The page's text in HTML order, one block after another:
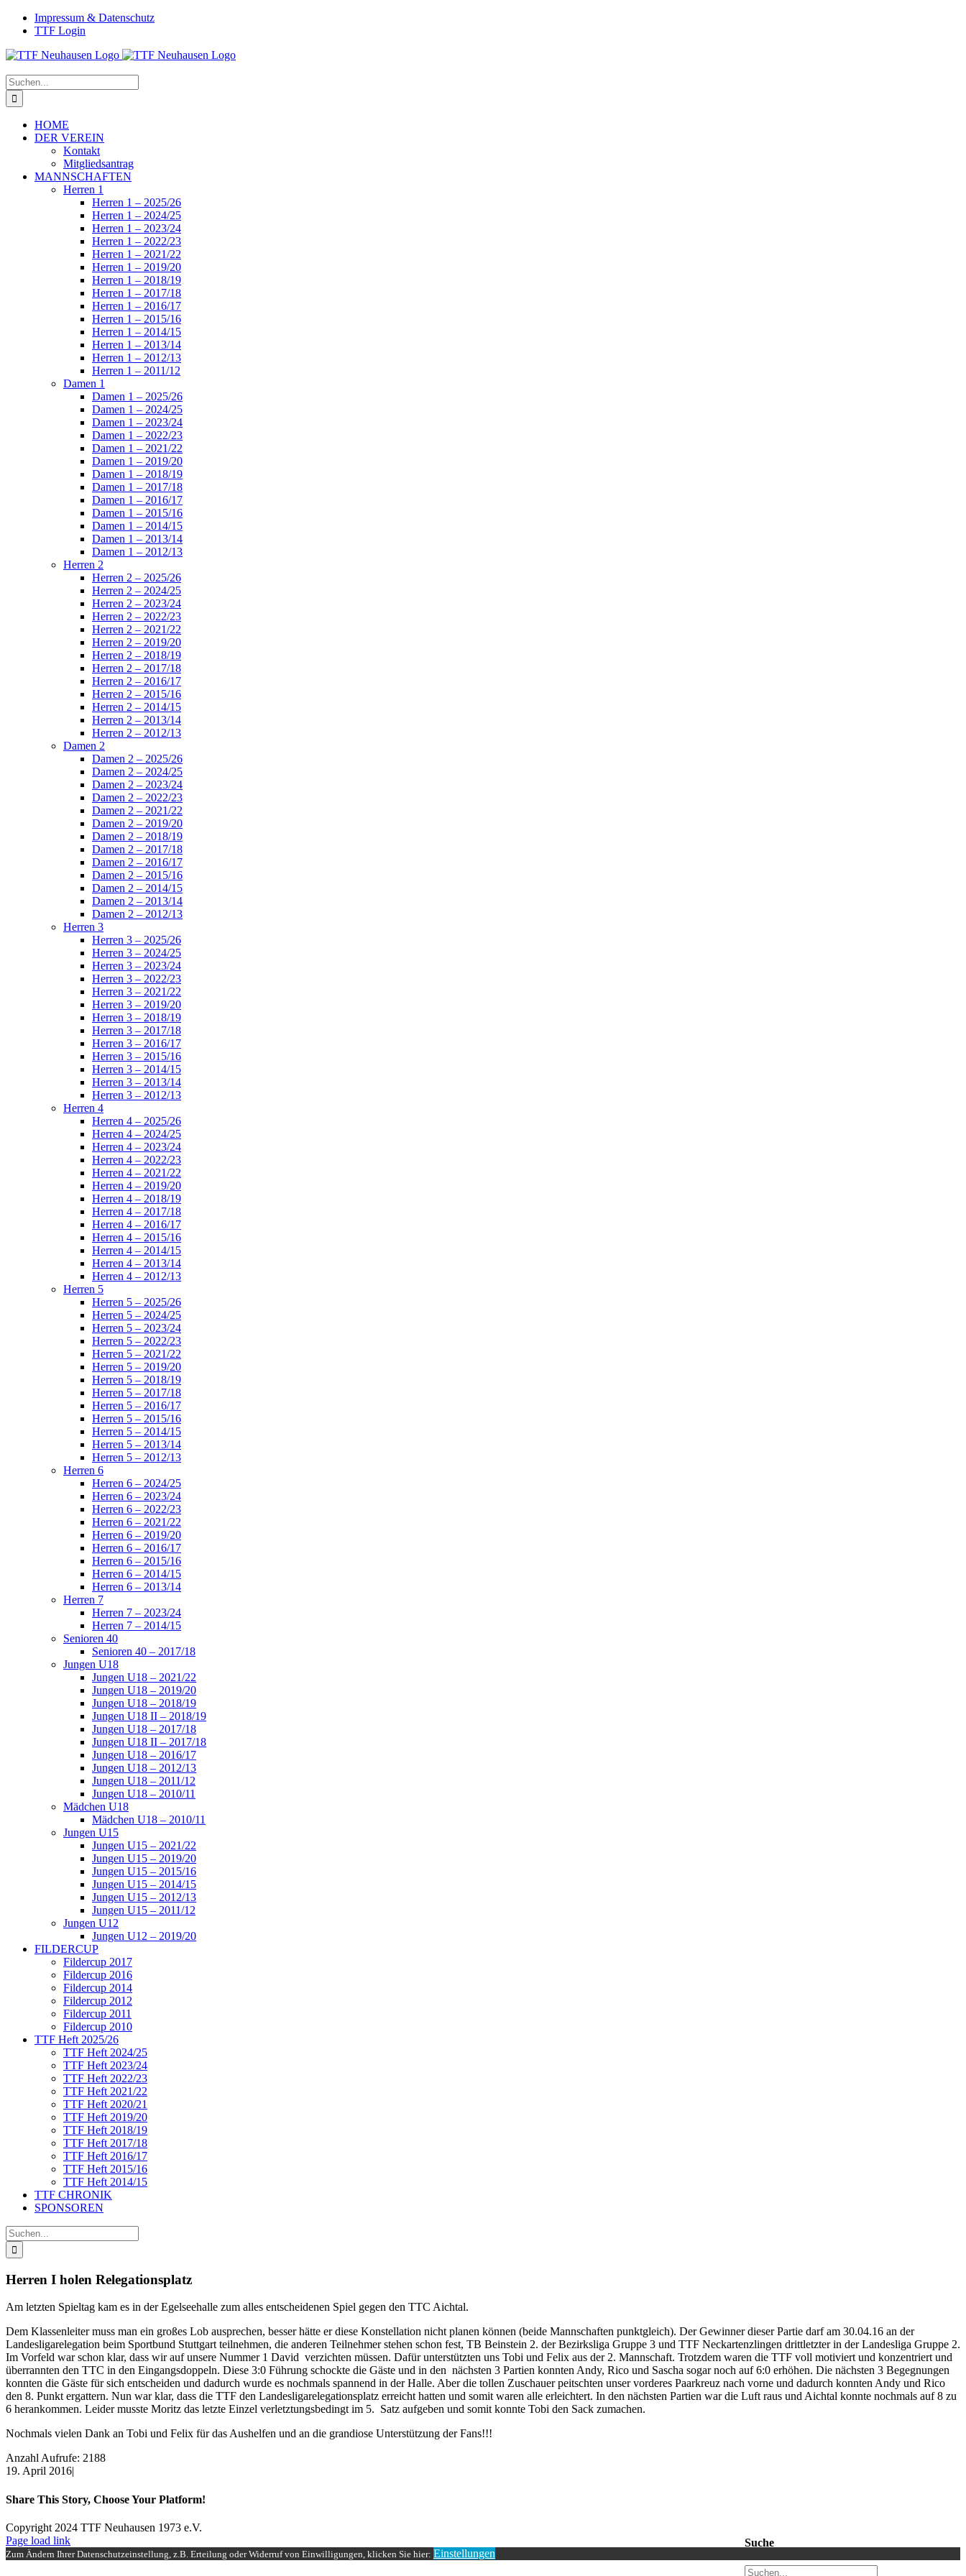
Zum
Inhalt
Facebook
InstagramImpressum & Datenschutz
TTF Login
Suche
nach:
HOME
DER VEREIN
Kontakt
Mitgliedsantrag
MANNSCHAFTEN
Herren 1
Herren 1 – 2025/26
Herren 1 – 2024/25
Herren 1 – 2023/24
Herren 1 – 2022/23
Herren 1 – 2021/22
Herren 1 – 2019/20
Herren 1 – 2018/19
Herren 1 – 2017/18
Herren 1 – 2016/17
Herren 1 – 2015/16
Herren 1 – 2014/15
Herren 1 – 2013/14
Herren 1 – 2012/13
Herren 1 – 2011/12
Damen 1
Damen 1 – 2025/26
Damen 1 – 2024/25
Damen 1 – 2023/24
Damen 1 – 2022/23
Damen 1 – 2021/22
Damen 1 – 2019/20
Damen 1 – 2018/19
Damen 1 – 2017/18
Damen 1 – 2016/17
Damen 1 – 2015/16
Damen 1 – 2014/15
Damen 1 – 2013/14
Damen 1 – 2012/13
Herren 2
Herren 2 – 2025/26
Herren 2 – 2024/25
Herren 2 – 2023/24
Herren 2 – 2022/23
Herren 2 – 2021/22
Herren 2 – 2019/20
Herren 2 – 2018/19
Herren 2 – 2017/18
Herren 2 – 2016/17
Herren 2 – 2015/16
Herren 2 – 2014/15
Herren 2 – 2013/14
Herren 2 – 2012/13
Damen 2
Damen 2 – 2025/26
Damen 2 – 2024/25
Damen 2 – 2023/24
Damen 2 – 2022/23
Damen 2 – 2021/22
Damen 2 – 2019/20
Damen 2 – 2018/19
Damen 2 – 2017/18
Damen 2 – 2016/17
Damen 2 – 2015/16
Damen 2 – 2014/15
Damen 2 – 2013/14
Damen 2 – 2012/13
Herren 3
Herren 3 – 2025/26
Herren 3 – 2024/25
Herren 3 – 2023/24
Herren 3 – 2022/23
Herren 3 – 2021/22
Herren 3 – 2019/20
Herren 3 – 2018/19
Herren 3 – 2017/18
Herren 3 – 2016/17
Herren 3 – 2015/16
Herren 3 – 2014/15
Herren 3 – 2013/14
Herren 3 – 2012/13
Herren 4
Herren 4 – 2025/26
Herren 4 – 2024/25
Herren 4 – 2023/24
Herren 4 – 2022/23
Herren 4 – 2021/22
Herren 4 – 2019/20
Herren 4 – 2018/19
Herren 4 – 2017/18
Herren 4 – 2016/17
Herren 4 – 2015/16
Herren 4 – 2014/15
Herren 4 – 2013/14
Herren 4 – 2012/13
Herren 5
Herren 5 – 2025/26
Herren 5 – 2024/25
Herren 5 – 2023/24
Herren 5 – 2022/23
Herren 5 – 2021/22
Herren 5 – 2019/20
Herren 5 – 2018/19
Herren 5 – 2017/18
Herren 5 – 2016/17
Herren 5 – 2015/16
Herren 5 – 2014/15
Herren 5 – 2013/14
Herren 5 – 2012/13
Herren 6
Herren 6 – 2024/25
Herren 6 – 2023/24
Herren 6 – 2022/23
Herren 6 – 2021/22
Herren 6 – 2019/20
Herren 6 – 2016/17
Herren 6 – 2015/16
Herren 6 – 2014/15
Herren 6 – 2013/14
Herren 7
Herren 7 – 2023/24
Herren 7 – 2014/15
Senioren 40
Senioren 40 – 2017/18
Jungen U18
Jungen U18 – 2021/22
Jungen U18 – 2019/20
Jungen U18 – 2018/19
Jungen U18 II – 2018/19
Jungen U18 – 2017/18
Jungen U18 II – 2017/18
Jungen U18 – 2016/17
Jungen U18 – 2012/13
Jungen U18 – 2011/12
Jungen U18 – 2010/11
Mädchen U18
Mädchen U18 – 2010/11
Jungen U15
Jungen U15 – 2021/22
Jungen U15 – 2019/20
Jungen U15 – 2015/16
Jungen U15 – 2014/15
Jungen U15 – 2012/13
Jungen U15 – 2011/12
Jungen U12
Jungen U12 – 2019/20
FILDERCUP
Fildercup 2017
Fildercup 2016
Fildercup 2014
Fildercup 2012
Fildercup 2011
Fildercup 2010
TTF Heft 2025/26
TTF Heft 2024/25
TTF Heft 2023/24
TTF Heft 2022/23
TTF Heft 2021/22
TTF Heft 2020/21
TTF Heft 2019/20
TTF Heft 2018/19
TTF Heft 2017/18
TTF Heft 2016/17
TTF Heft 2015/16
TTF Heft 2014/15
TTF CHRONIK
SPONSOREN
Suche
nach:
Herren I holen Relegationsplatz
Am letzten Spieltag kam es in der Egelseehalle zum alles entscheidenen Spiel gegen den TTC Aichtal.
Dem Klassenleiter muss man ein großes Lob ausprechen, besser hätte er diese Konstellation nicht planen können (beide Mannschaften punktgleich). Der Gewinner dieser Partie darf am 30.04.16 an der
Landesligarelegation beim Sportbund Stuttgart teilnehmen, die anderen Teilnehmer stehen schon fest, TB Beinstein 2. der Bezirksliga Gruppe 3 und TTF Neckartenzlingen drittletzter in der Landesliga Gruppe 2.
Im Vorfeld war schon klar, dass wir auf unsere Nummer 1 David verzichten müssen. Dafür unterstützten uns Tobi und Felix aus der 2. Mannschaft. Trotzdem waren die TTF voll motiviert und konzentriert und
überrannten den TTC in den Eingangsdoppeln. Diese 3:0 Führung schockte die Gäste und in den nächsten 3 Partien konnten Andy, Rico und Sascha sogar noch auf 6:0 erhöhen. Die nächsten 3 Begegnungen
konnten die Gäste für sich entscheiden und dadurch wurde es nochmals spannend in der Halle. Aber die tollen Zuschauer peitschten unser vorderes Paarkreuz nach vorne und dadurch konnten Andy und Rico
den 8. Punkt ergattern. Nun war klar, dass die TTF den Landesligarelegationsplatz erreicht hatten und somit waren alle erleichtert. In den nächsten Partien war die Luft raus und Aichtal konnte nochmals auf 8 zu
6 herankommen. Leider musste Moritz das letzte Einzel verletztungsbedingt im 5. Satz aufgeben und somit konnte Tobi den Sack zumachen.
Nochmals vielen Dank an Tobi und Felix für das Aushelfen und an die grandiose Unterstützung der Fans!!!
Anzahl Aufrufe: 2188
19. April 2016|
Share This Story, Choose Your Platform!
Facebook
X
Reddit
LinkedIn
WhatsApp
Tumblr
Pinterest
Vk
Xing
E-
Mail
Suche
Suche
Copyright 2024 TTF Neuhausen 1973 e.V.
Facebook
Instagram
Page load link
Zum Ändern Ihrer Datenschutzeinstellung, z.B. Erteilung oder Widerruf von Einwilligungen, klicken Sie hier: Einstellungen